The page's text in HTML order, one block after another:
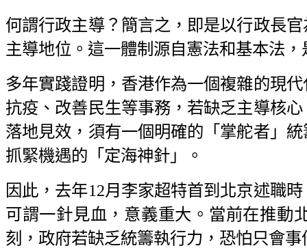
何謂行政主導？簡言之，即是以行政長
主導地位。這一體制源自憲法和基本法
多年實踐證明，香港作為一個複雜的現
抗疫、改善民生等事務，若缺乏主導核
落地見效，須有一個明確的「掌舵者」
抓緊機遇的「定海神針」。
因此，去年12月李家超特首到北京述職
可謂一針見血，意義重大。當前在推動
刻，政府若缺乏統籌執行力，恐怕只會事